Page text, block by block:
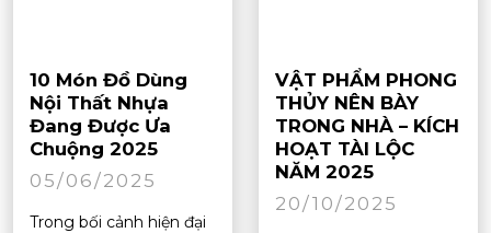
10 Món Đồ Dùng
Nội Thất Nhựa
Đang Được Ưa
Chuộng 2025
05/06/2025
Trong bối cảnh hiện đại
VẬT PHẨM PHONG
THỦY NÊN BÀY
TRONG NHÀ – KÍCH
HOẠT TÀI LỘC
NĂM 2025
20/10/2025